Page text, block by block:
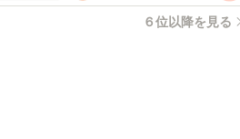
かった後悔ポイント
６位以降を見る